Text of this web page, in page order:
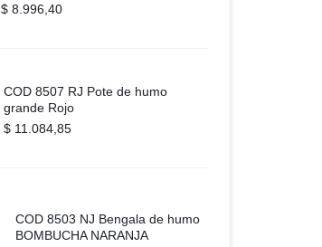
$ 8.996,40
COD 8507 RJ Pote de humo
grande Rojo
$ 11.084,85
COD 8503 NJ Bengala de humo
BOMBUCHA NARANJA